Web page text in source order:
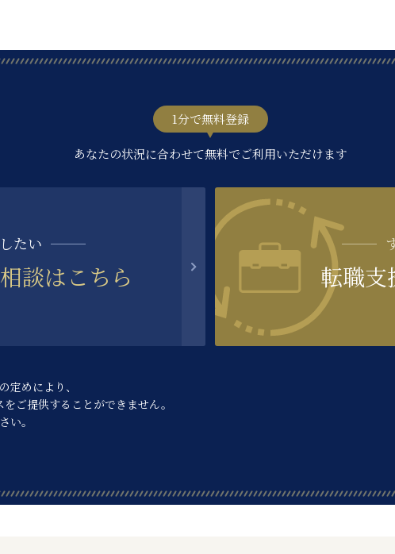
1分で無料登録
あなたの状況に合わせて無料でご利用いただけます
たい
談はこちら 転職支
定めにより、
をご提供することができません。
い。